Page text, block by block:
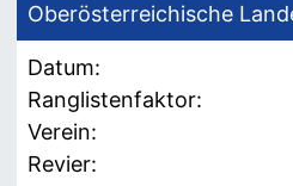
Oberösterreichische
Datum:
Ranglistenfaktor:
Verein:
Revier: